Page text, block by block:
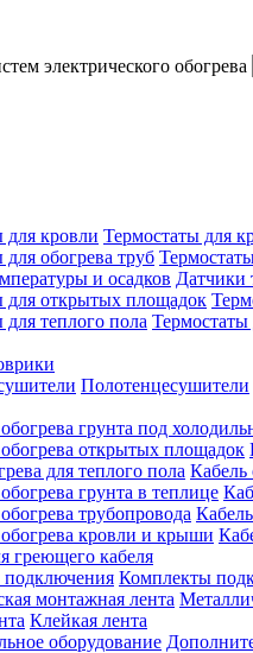
электрического обогрева
Термостаты для
Датчики
Термостаты
Полотенцесушители
Кабель
греющего кабеля
Комплекты
Клейкая лента